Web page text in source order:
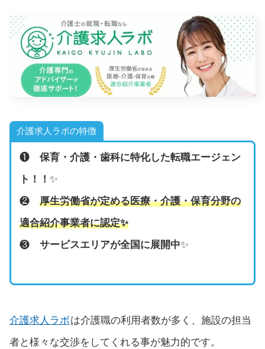
介護求人ラボの特徴
❶ 保育・介護・歯科に特化した転職エージェン
ト！！ ✨
❷ 厚生労働省が定める医療・介護・保育分野の
適合紹介事業者に認定✨
❸ サービスエリアが全国に展開中✨
介護求人ラボは介護職の利用者数が多く、施設の担当
者と様々な交渉をしてくれる事が魅力的です。